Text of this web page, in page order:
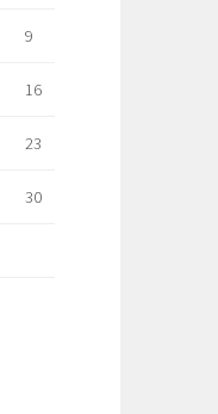
9
16
23
30